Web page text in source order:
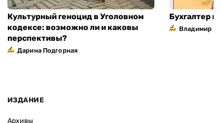
Культурный геноцид в Уголовном
кодексе: возможно ли и каковы
перспективы?
Дарина Подгорная
Бухгалтер
Владимир
ИЗДАНИЕ
Архивы